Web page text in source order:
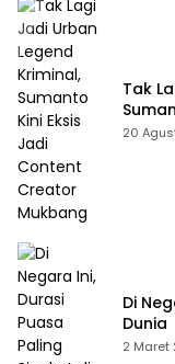
Tak
20
Di
Dunia
2 Maret